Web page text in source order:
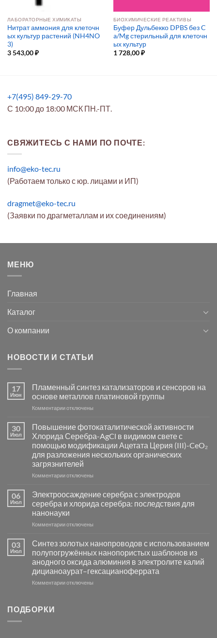
ЛАБОРАТОРНЫЕ ХИМИКАТЫ
Нитрат аммония для клеточн
ых культур растений (NH4NO
3)
3 543,00₽
БИОХИМИЧЕСКИЕ РЕАКТИВЫ
Буфер Дульбекко DPBS без C
a/Mg стерильный для клеточн
ых культур
1 728,00₽
+7(495) 849-29-70
С 10:00 до 18:00 МСК ПН.-ПТ.
СВЯЖИТЕСЬ С НАМИ ПО ПОЧТЕ:
info@eko-tec.ru
(Работаем только с юр. лицами и ИП)
dragmet@eko-tec.ru
(Заявки по драгметаллам и их соединениям)
МЕНЮ
Главная
Каталог
О компании
НОВОСТИ И СТАТЬИ
17
Июн
Пламенный синтез катализаторов и сенсоров на
основе металлов платиновой группы
Комментариик
Пламенный
синтез
катализаторов
и
сенсоров
на
основе
группы
отключены
30
Июл
Повышение фотокаталитической активности
Хлорида Серебра-AgCl в видимом свете с
помощью модификации Ацетата Церия (III)-CeO₂
для разложения нескольких органических
загрязнителей
Комментариик
фотокаталитической
активности
Хлорида
Серебра-
в
видимом
свете
с
помощью
модификации
отключены
06
Июл
Электроосаждение серебра с электродов
серебра и хлорида серебра: последствия для
нанонауки
Комментариик
серебра
с
электродов
серебра
и
отключены
03
Июл
Синтез золотых нанопроводов с использованием
полупогружённых нанопористых шаблонов из
анодного оксида алюминия в электролите калий
дицианоаурат–гексацианоферрата
Комментариикотключены
ПОДБОРКИ